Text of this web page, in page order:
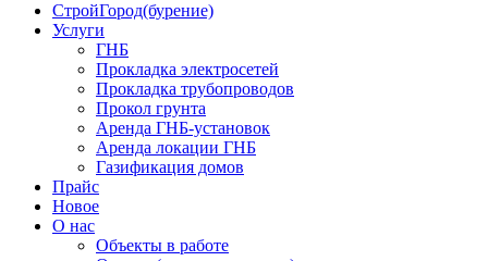
трудопроводов ∿ Газификация жилого сектора ✆
+74951573444
СтройГород(бурение)
Услуги
ГНБ
Прокладка электросетей
Прокладка трубопроводов
Прокол грунта
Аренда ГНБ-установок
Аренда локации ГНБ
Газификация домов
Прайс
Новое
О нас
Объекты в работе